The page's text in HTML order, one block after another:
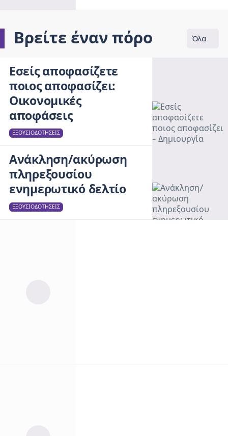
Βρείτε έναν πόρο Όλα
Εσείς αποφασίζετε
ποιος αποφασίζει:
Οικονομικές
αποφάσεις
ΕΞΟΥΣΙΟΔΟΤΉΣΕΙΣ
Ανάκληση/ακύρωση
πληρεξουσίου
ενημερωτικό δελτίο
ΕΞΟΥΣΙΟΔΟΤΉΣΕΙΣ